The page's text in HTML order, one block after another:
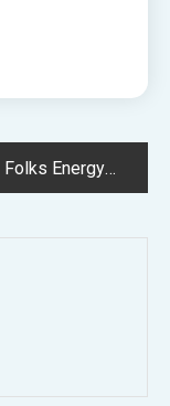
Folks Energy: Memetakan Jalan Repsol Menuju Masa Depan Digital dan Internet-Zero